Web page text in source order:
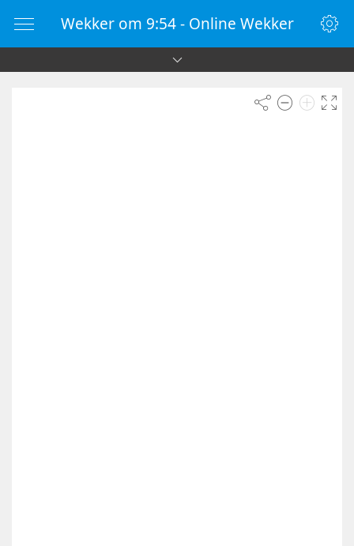
Wekker om 9:54 - Online Wekker